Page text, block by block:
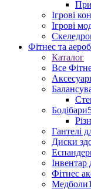
Ігрові
Ігрові
Фітнес та
Каталог
Все
Бодібари
Гантелі
Диски
Інвентар
Фітнес
Медболи